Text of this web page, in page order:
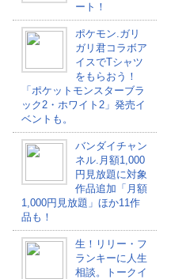
ート！
ポケモン.ガリ
ガリ君コラボア
イスでTシャツ
をもらおう！
「ポケットモンスターブラ
ック2・ホワイト2」発売イ
ベントも。
バンダイチャン
ネル.月額1,000
円見放題に対象
作品追加「月額
1,000円見放題」ほか11作
品も！
生！リリー・フ
ランキーに人生
相談。トークイ